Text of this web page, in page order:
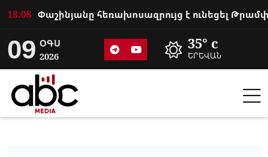
18:08
09 ՕԳՍ
2026
35° c
ԵՐԵՎԱՆ